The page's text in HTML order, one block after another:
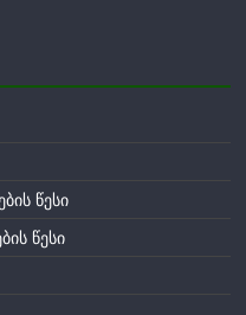
წესი
წესი